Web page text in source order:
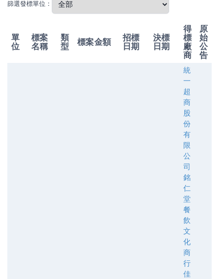
篩選發標單位：
單
位
標案
名稱
類
型
標案金額
招標
日期
決標
日期
得
標
廠
商
原
始
公
告
統
一
超
商
股
份
有
限
公
司
銘
仁
堂
餐
飲
文
化
商
行
佳